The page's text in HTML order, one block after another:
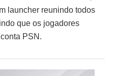
launcher reunindo todos
que os jogadores
PSN.